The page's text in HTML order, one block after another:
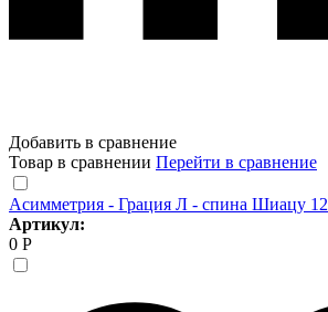
Добавить в сравнение
Товар в сравнении Перейти в сравнение
Асимметрия - Грация Л - спина Шиацу 12
Артикул:
0 Р